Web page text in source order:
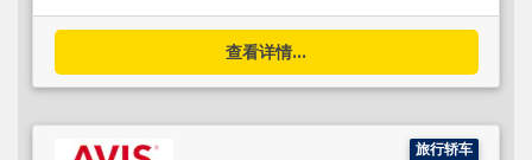
查看详情...
旅行轿车